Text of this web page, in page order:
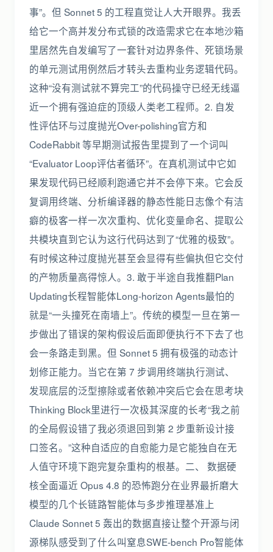
事”。但 Sonnet 5 的工程直觉让人大开眼界。我丢
给它一个高并发分布式锁的改造需求它在本地沙箱
里居然先自发编写了一套针对边界条件、死锁场景
的单元测试用例然后才转头去重构业务逻辑代码。
这种“没有测试就不算完工”的代码操守已经无线逼
近一个拥有强迫症的顶级人类老工程师。2. 自发
性评估环与过度抛光Over-polishing官方和
CodeRabbit 等早期测试报告里提到了一个词叫
“Evaluator Loop评估者循环”。在真机测试中它如
果发现代码已经顺利跑通它并不会停下来。它会反
复调用终端、分析编译器的静态性能日志像个有洁
癖的极客一样一次次重构、优化变量命名、提取公
共模块直到它认为这行代码达到了“优雅的极致”。
有时候这种过度抛光甚至会显得有些偏执但它交付
的产物质量高得惊人。3. 敢于半途自我推翻Plan
Updating长程智能体Long-horizon Agents最怕的
就是“一头撞死在南墙上”。传统的模型一旦在第一
步做出了错误的架构假设后面即便执行不下去了也
会一条路走到黑。但 Sonnet 5 拥有极强的动态计
划修正能力。当它在第 7 步调用终端执行测试、
发现底层的泛型擦除或者依赖冲突后它会在思考块
Thinking Block里进行一次极其深度的长考“我之前
的全局假设错了我必须退回到第 2 步重新设计接
口签名。”这种自适应的自愈能力是它能独自在无
人值守环境下跑完复杂重构的根基。二、 数据硬
核全面逼近 Opus 4.8 的恐怖跑分在业界最折磨大
模型的几个长链路智能体与多步推理基准上
Claude Sonnet 5 轰出的数据直接让整个开源与闭
源梯队感受到了什么叫窒息SWE-bench Pro智能体